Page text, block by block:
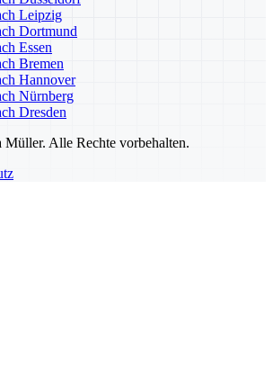
Leipzig
Dortmund
Essen
Bremen
Hannover
Nürnberg
Dresden
Alle Rechte vorbehalten.